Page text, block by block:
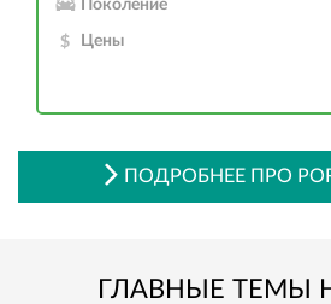
Поколение
Цены
ПОДРОБНЕЕ ПРО
ГЛАВНЫЕ ТЕМЫ